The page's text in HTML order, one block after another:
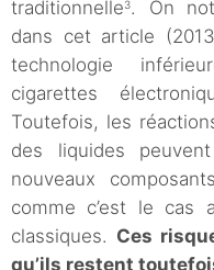
traditionnelle3. On
dans cet article
technologie
cigarettes
Toutefois, les
des liquides
nouveaux
comme c’est le cas
classiques. Ces
qu’ils restent